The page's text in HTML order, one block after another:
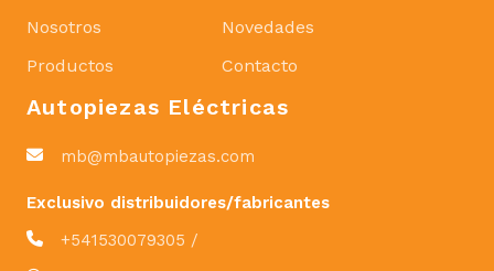
Nosotros
Productos
Novedades
Contacto
Autopiezas Eléctricas
mb@mbautopiezas.com
Exclusivo distribuidores/fabricantes
+541530079305 /